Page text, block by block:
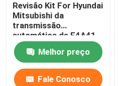
Revisão Kit For Hyundai
Mitsubishi da
transmissão
automática de F4A41
F4A42 F4A4B
Melhor preço
Fale Conosco